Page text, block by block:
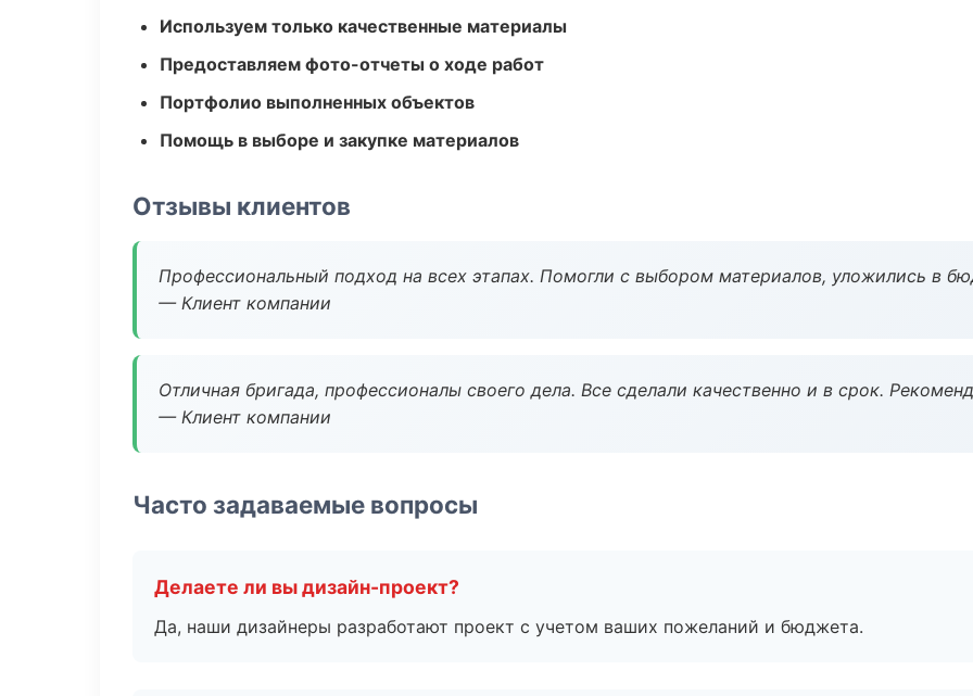
Используем только качественные материалы
Предоставляем фото-отчеты о ходе работ
Портфолио выполненных объектов
Помощь в выборе и закупке материалов
Отзывы клиентов
Профессиональный подход на всех этапах. Помогли с выбором материалов, уложились в
— Клиент компании
Отличная бригада, профессионалы своего дела. Все сделали качественно и в срок.
— Клиент компании
Часто задаваемые вопросы
Делаете ли вы дизайн-проект?
Да, наши дизайнеры разработают проект с учетом ваших пожеланий и бюджета.